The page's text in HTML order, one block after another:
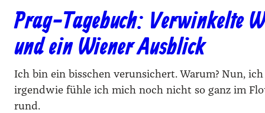
Prag-Tagebuch: Verwinkelte
und ein Wiener Ausblick
Ich bin ein bisschen verunsichert. Warum? Nun,
irgendwie fühle ich mich noch nicht so ganz im
rund.